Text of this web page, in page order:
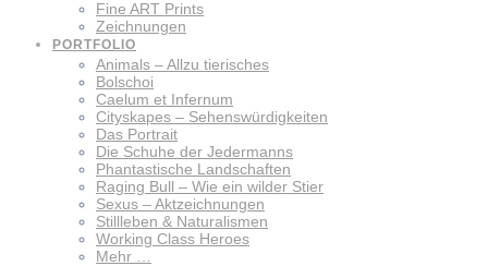
Fine ART Prints
Zeichnungen
PORTFOLIO
Animals – Allzu tierisches
Bolschoi
Caelum et Infernum
Cityskapes – Sehenswürdigkeiten
Das Portrait
Die Schuhe der Jedermanns
Phantastische Landschaften
Raging Bull – Wie ein wilder Stier
Sexus – Aktzeichnungen
Stillleben & Naturalismen
Working Class Heroes
Mehr …